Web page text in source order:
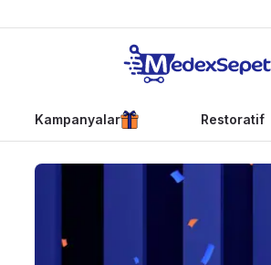
Kampanyalar Restoratif